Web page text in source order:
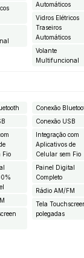
Automáticos
Vidros Elétricos
Traseiros
Automáticos
Volante
Multifuncional
Fio
Conexão
Conexão USB
Integração com
Aplicativos de
Celular sem Fio
Painel Digital
Completo
Rádio AM/FM
Tela
polegadas